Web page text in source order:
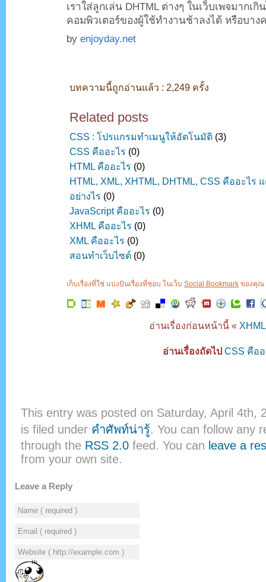
เราใส่ลูกเล่น DHTML ต่างๆ ในเว็บเพจมากเ
คอมพิวเตอร์ของผู้ใช้ทำงานช้าลงได้ หรือบา
by enjoyday.net
บทความนี้ถูกอ่านแล้ว : 2,249 ครั้ง
Related posts
CSS : โปรแกรมทำเมนูให้อัตโนมัติ (3)
CSS คืออะไร (0)
HTML คืออะไร (0)
HTML, XML, XHTML, DHTML, CSS คืออะไร
อย่างไร (0)
JavaScript คืออะไร (0)
XHML คืออะไร (0)
XML คืออะไร (0)
สอนทำเว็บไซต์ (0)
เก็บเรื่องที่ใช่ แบ่งปันเรื่องที่ชอบ ในเว็บ Social Bookmark ของคุณ
อ่านเรื่องก่อนหน้านี้ «
อ่านเรื่องถัดไป CSS คืออ
This entry was posted on Saturday, April 4th,
is filed under คำศัพท์น่ารู้. You can follow any
through the RSS 2.0 feed. You can leave a
from your own site.
Leave a Reply